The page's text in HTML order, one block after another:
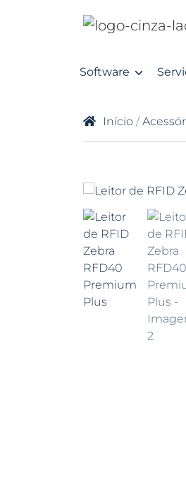
Software
Início /